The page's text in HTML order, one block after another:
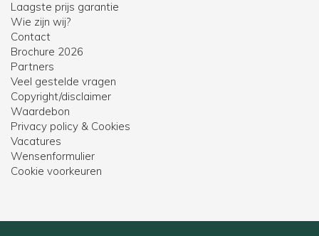
Laagste prijs garantie
Wie zijn wij?
Contact
Brochure 2026
Partners
Veel gestelde vragen
Copyright/disclaimer
Waardebon
Privacy policy & Cookies
Vacatures
Wensenformulier
Cookie voorkeuren